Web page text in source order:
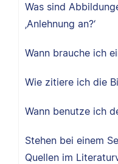
Was sind
‚Anlehnung an?‘
Wann brauche ich
Wie zitiere ich die
Wann benutze ich
Stehen bei einem
Quellen im